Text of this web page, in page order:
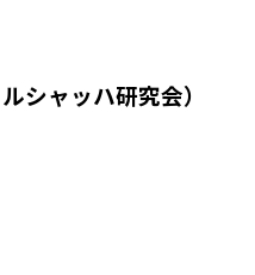
シャッハ研究会）